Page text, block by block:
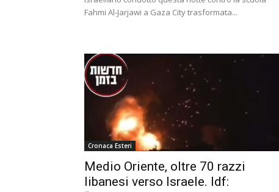
Fahmi Al-Jarjawi a Gaza City trasformata...
Cronaca Esteri
Medio Oriente, oltre 70 razzi
libanesi verso Israele. Idf: